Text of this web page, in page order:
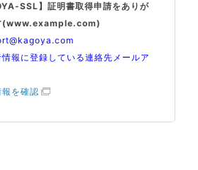
SSL】証明書取得申請をありが
(www.example.com)
情報に登録している連絡先メールア
を確認